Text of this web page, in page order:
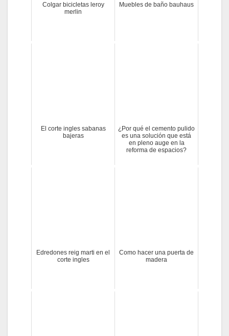
Colgar bicicletas leroy
merlin
Muebles de baño bauhaus
El corte ingles sabanas
bajeras
¿Por qué el cemento pulido
es una solución que está
en pleno auge en la
reforma de espacios?
Edredones reig marti en el
corte ingles
Como hacer una puerta de
madera